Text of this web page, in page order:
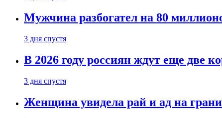
Мужчина разбогател на 80
3 дня спустя
В 2026 году россиян ждут еще две
3 дня спустя
Женщина увидела рай и ад на